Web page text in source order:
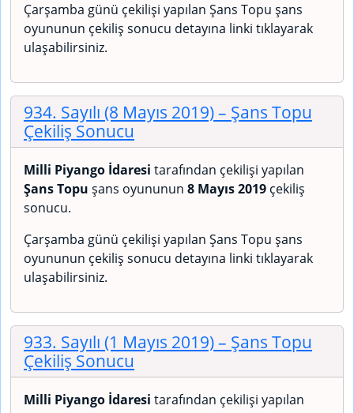
Çarşamba günü çekilişi yapılan Şans Topu şans
oyununun çekiliş sonucu detayına linki tıklayarak
ulaşabilirsiniz.
934. Sayılı (8 Mayıs 2019)– Şans Topu
Çekiliş Sonucu
Milli Piyango İdaresi tarafından çekilişi yapılan
Şans Topu şans oyununun 8 Mayıs 2019 çekiliş
sonucu.
Çarşamba günü çekilişi yapılan Şans Topu şans
oyununun çekiliş sonucu detayına linki tıklayarak
ulaşabilirsiniz.
933. Sayılı (1 Mayıs 2019)– Şans Topu
Çekiliş Sonucu
Milli Piyango İdaresi tarafından çekilişi yapılan